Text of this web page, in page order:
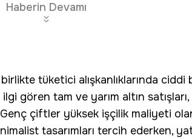
Haberin Devamı
tüketici alışkanlıklarında ciddi
gören tam ve yarım altın
Genç çiftler yüksek işçilik maliyeti
tasarımları tercih ederken,